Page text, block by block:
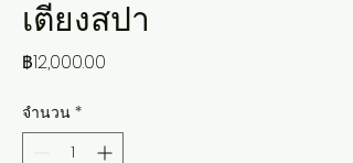
เตียงสปา
฿12,000.00
จำนวน *